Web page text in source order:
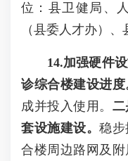
位：县卫健局、
（县委人才办）、
14.加强硬件
诊综合楼建设进度
成并投入使用。 二
套设施建设。 稳步
合楼周边路网及